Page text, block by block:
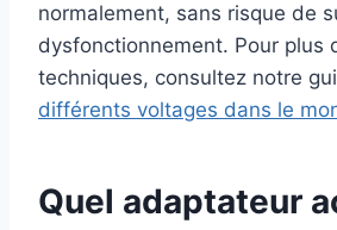
normalement, sans risque de
dysfonctionnement. Pour plus
techniques, consultez notre
différents voltages dans le
Quel adaptateur